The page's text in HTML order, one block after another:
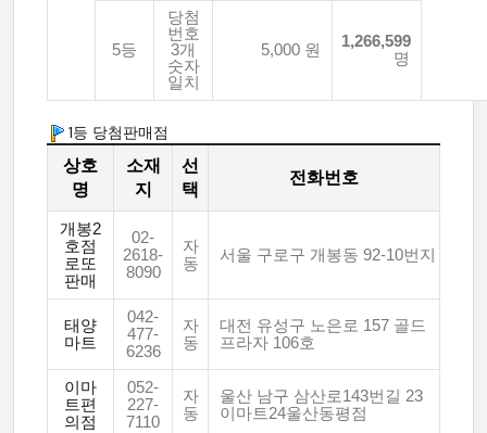
5등
당첨
번호
3개
숫자
일치
5,000 원
1,266,599
명
1등 당첨판매점
상호
명
소재
지
선
택
전화번호
개봉2
호점
로또
판매
02-
2618-
8090
자
동
서울 구로구 개봉동 92-10번지
태양
마트
042-
477-
6236
자
동
대전 유성구 노은로 157 골드
프라자 106호
이마
트편
의점
052-
227-
7110
자
동
울산 남구 삼산로143번길 23
이마트24울산동평점